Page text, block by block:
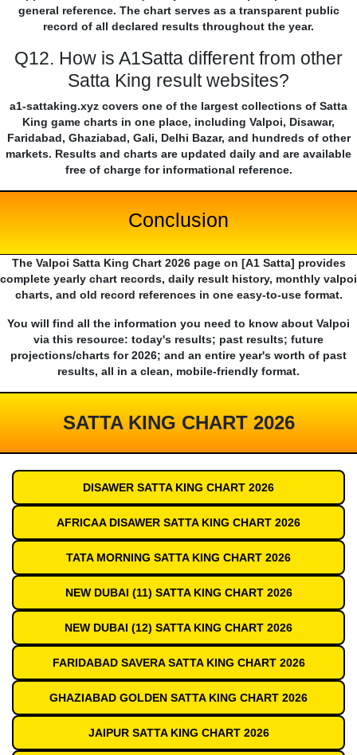
general reference. The chart serves as a transparent public
record of all declared results throughout the year.
Q12. How is A1Satta different from other
Satta King result websites?
a1-sattaking.xyz covers one of the largest collections of Satta
King game charts in one place, including Valpoi, Disawar,
Faridabad, Ghaziabad, Gali, Delhi Bazar, and hundreds of other
markets. Results and charts are updated daily and are available
free of charge for informational reference.
Conclusion
The Valpoi Satta King Chart 2026 page on [A1 Satta] provides
complete yearly chart records, daily result history, monthly valpoi
charts, and old record references in one easy-to-use format.
You will find all the information you need to know about Valpoi
via this resource: today's results; past results; future
projections/charts for 2026; and an entire year's worth of past
results, all in a clean, mobile-friendly format.
SATTA KING CHART 2026
DISAWER SATTA KING CHART 2026
AFRICAA DISAWER SATTA KING CHART 2026
TATA MORNING SATTA KING CHART 2026
NEW DUBAI (11) SATTA KING CHART 2026
NEW DUBAI (12) SATTA KING CHART 2026
FARIDABAD SAVERA SATTA KING CHART 2026
GHAZIABAD GOLDEN SATTA KING CHART 2026
JAIPUR SATTA KING CHART 2026